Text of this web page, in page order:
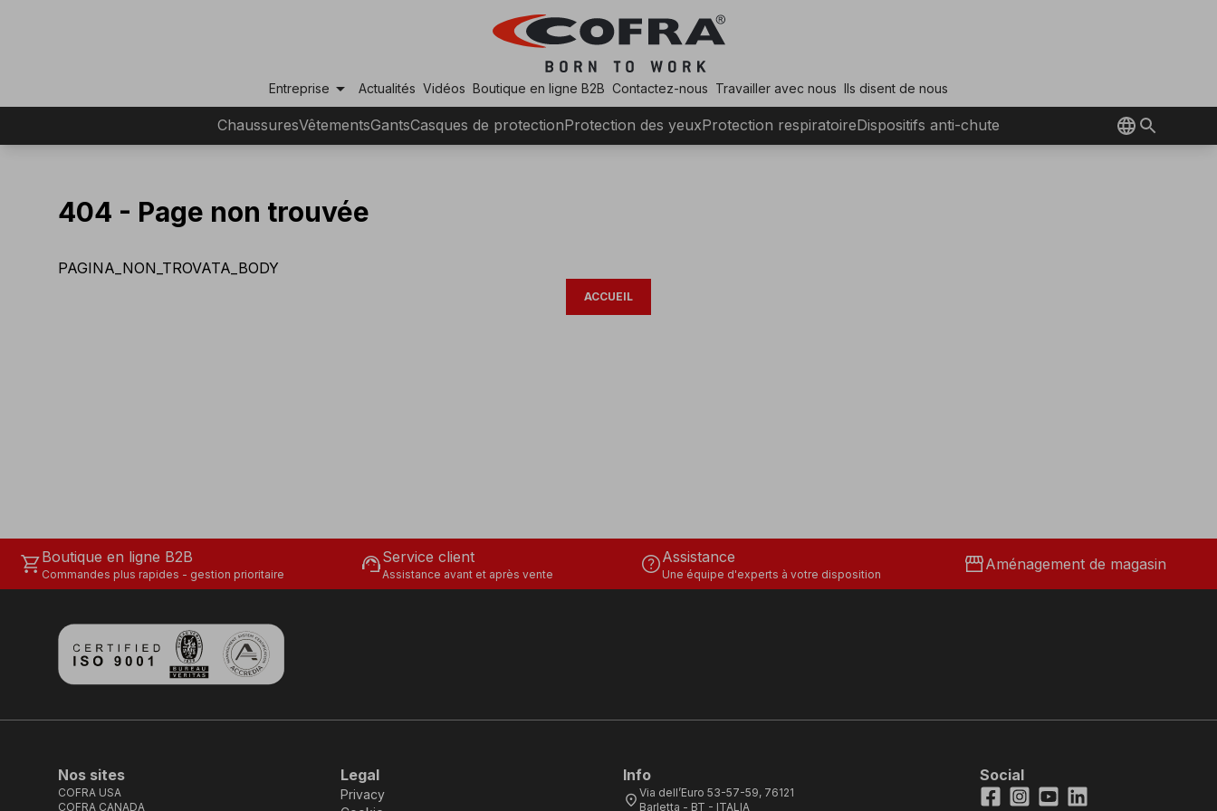
Entreprise arrow_drop_down Actualités Vidéos Boutique en ligne B2B Contactez-nous Travailler avec nous Ils disent de nous
ChaussuresVêtementsGantsCasques de protectionProtection des yeuxProtection respiratoireDispositifs anti-chute
404 - Page non trouvée
PAGINA_NON_TROVATA_BODY
ACCUEIL
shopping_cartBoutique en ligne B2B
Commandes plus rapides - gestion prioritaire support_agentService client
Assistance avant et après vente helpAssistance
Une équipe d'experts à votre disposition storefrontAménagement de magasin
Nos sites
COFRA USA
COFRA CANADA
Legal
Privacy
Info
location_on Via dell’Euro 53-57-59, 76121
Barletta - BT - ITALIA
Social
Facebook
Instagram
YoutubeLinkedIn